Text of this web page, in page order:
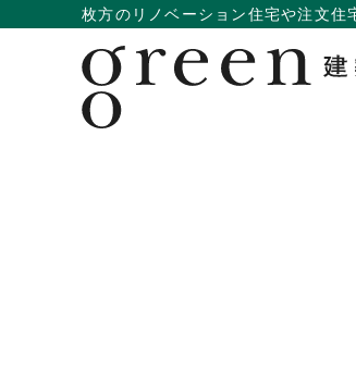
枚方のリノベーション住宅や注文